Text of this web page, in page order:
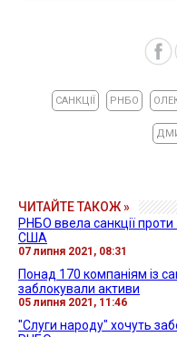
САНКЦІЇ РНБО
ЧИТАЙТЕ ТАКОЖ »
РНБО ввела санкції проти
США
07 липня 2021, 08:31
Понад 170 компаніям із
заблокували активи
05 липня 2021, 11:46
"Слуги народу" хочуть